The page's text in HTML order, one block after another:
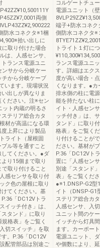
両側
防水コネクタ※1梱
拾い出しに
に取り付けた場合
は、人感センサ、
ランス電源ユニ
サから分岐ケー
チから分岐ケーブ
います。現場状況
出しが異なりま
ださい。注※セン
ト内蔵の明るさ
テリア総合カタ
材が高温になる環
上昇により製品
ライト（屋根固
ル等を通すこと
てください。●ダ
り15個まで取り
取り付けること
感センサを取り付
ク色の屋根に取り
てください。基
「DC12Vトラ
イッチ付き」は、
タンド」に取り
格表」をご覧く
切スイッチ」を取
。P.36「DC12V
配管部品は別途ご
コルゲートチュ
電源ユニット（
端子+防水コネク
側防水コネクタ※
トライト１灯に
ランス電源ユニ
す。詳細はエク
度が高い場合・
くなります。●
排水側の柱に電
能を持たない柱
イト・人感セン
ッチ付き」は、
タンド」に取り
格表」をご覧く
り付けることが
ださい。基材が
P.36「DC12Vト
置に「人感セン
別途「スタンド
表」をご覧くだ
●※1.DNSP-G2型
イト（DNSP-G1
ステリア総合カ
人感センサ、入
ユニット間のケ
イッチから灯具
ます。カーポー
電源ユニット、
や個数により、